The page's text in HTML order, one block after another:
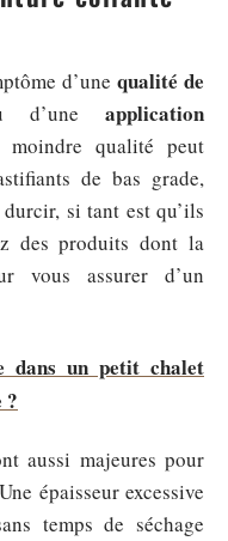
d’une qualité de
d’uneapplication
qualité peut
de bas grade,
si tant est qu’ils
des produits dont la
vous assurer d’un
dans un petit chalet
?
aussi majeures pour
épaisseur excessive
temps de séchage